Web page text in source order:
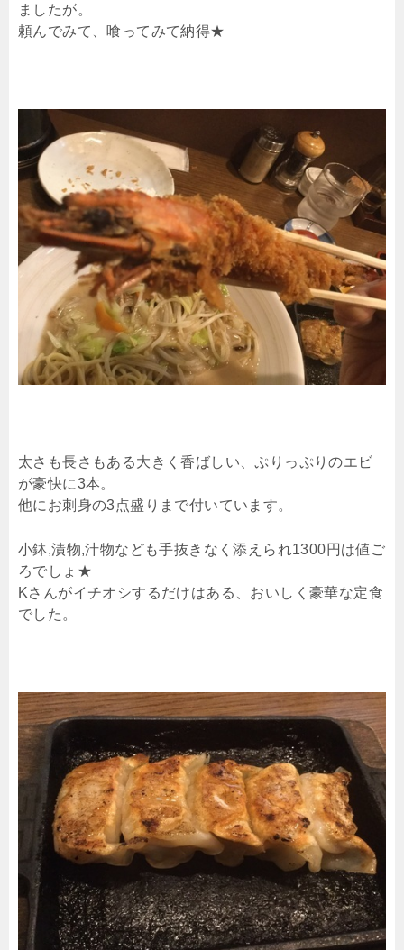
ましたが。
頼んでみて、喰ってみて納得★
太さも長さもある大きく香ばしい、ぷりっぷりのエビ
が豪快に3本。
他にお刺身の3点盛りまで付いています。
小鉢,漬物,汁物なども手抜きなく添えられ1300円は値ご
ろでしょ★
Kさんがイチオシするだけはある、おいしく豪華な定食
でした。